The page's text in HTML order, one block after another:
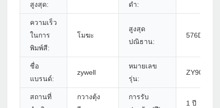
สูงสุด:
ดำ:
ความเร็ว
ในการ
พิมพ์สี:
โมฆะ
สูงสุด
ปณิธาน:
ชื่อ
แบรนด์:
zywell
หมายเลข
รุ่น:
ZY906 -
สถานที่
กวางตุ้ง
การรับ
1 ปี